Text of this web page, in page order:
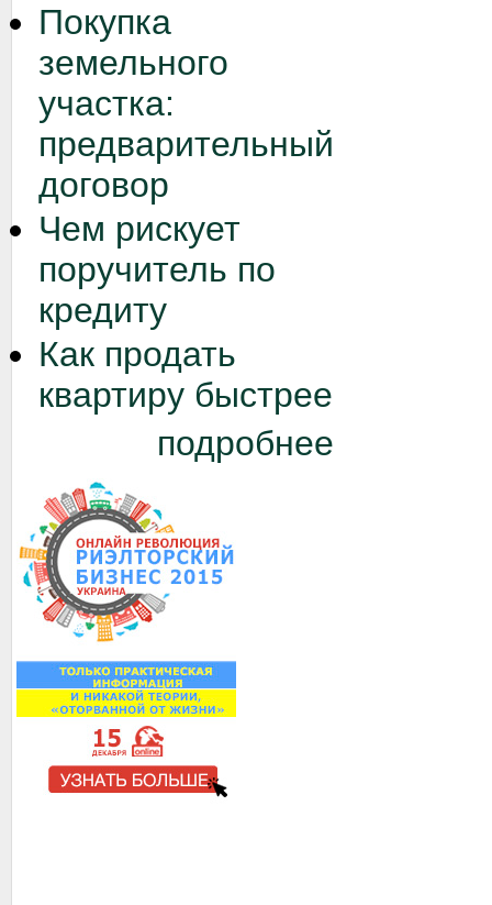
Покупка
земельного
участка:
предварительный
договор
Чем рискует
поручитель по
кредиту
Как продать
квартиру быстрее
подробнее